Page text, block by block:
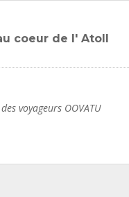
coeur de l' Atoll
voyageurs OOVATU